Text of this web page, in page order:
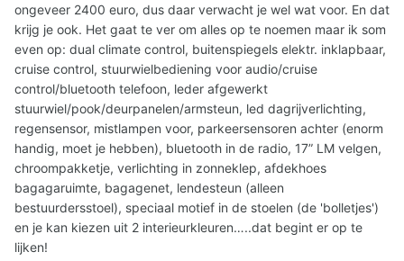
ongeveer 2400 euro, dus daar verwacht je wel wat voor. En dat
krijg je ook. Het gaat te ver om alles op te noemen maar ik som
even op: dual climate control, buitenspiegels elektr. inklapbaar,
cruise control, stuurwielbediening voor audio/cruise
control/bluetooth telefoon, leder afgewerkt
stuurwiel/pook/deurpanelen/armsteun, led dagrijverlichting,
regensensor, mistlampen voor, parkeersensoren achter (enorm
handig, moet je hebben), bluetooth in de radio, 17” LM velgen,
chroompakketje, verlichting in zonneklep, afdekhoes
bagagaruimte, bagagenet, lendesteun (alleen
bestuurdersstoel), speciaal motief in de stoelen (de 'bolletjes')
en je kan kiezen uit 2 interieurkleuren…..dat begint er op te
lijken!